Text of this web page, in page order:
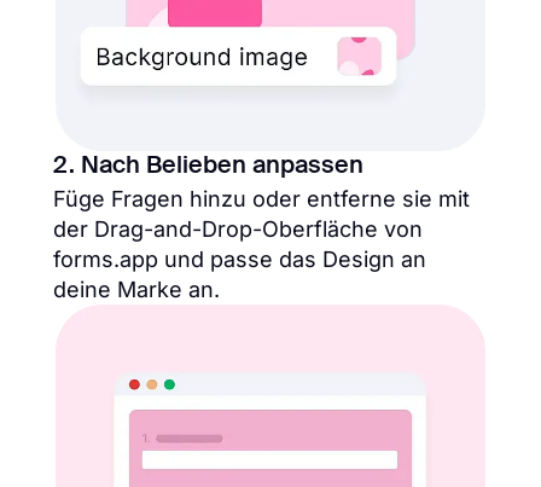
2. Nach Belieben anpassen
Füge Fragen hinzu oder entferne sie mit
der Drag-and-Drop-Oberfläche von
forms.app und passe das Design an
deine Marke an.